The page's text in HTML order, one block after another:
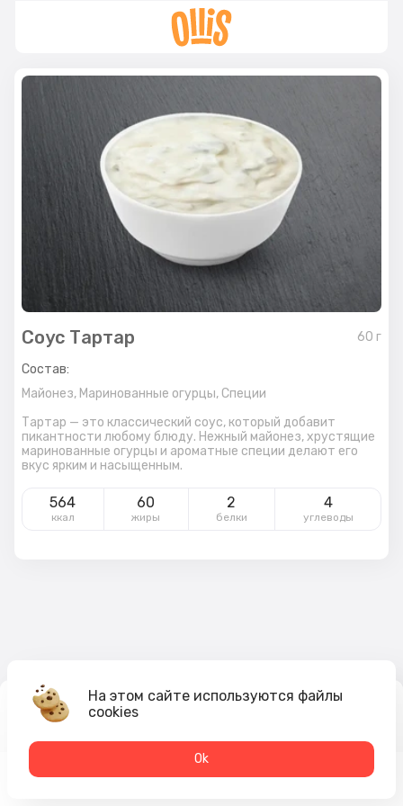
Соус Тартар 60 г
Состав:
Майонез, Маринованные огурцы, Специи
Тартар — это классический соус, который добавит
пикантности любому блюду. Нежный майонез, хрустящие
маринованные огурцы и ароматные специи делают его
вкус ярким и насыщенным.
564
ккал
60
жиры
2
белки
4
углеводы
65₽
На этом сайте используются файлы
cookies
Оk